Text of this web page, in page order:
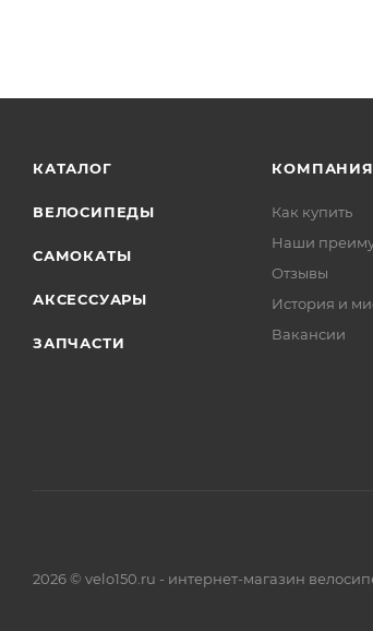
КАТАЛОГ
ВЕЛОСИПЕДЫ
САМОКАТЫ
АКСЕССУАРЫ
ЗАПЧАСТИ
КОМПАНИЯ
Как купить
Наши
Отзывы
История и
Вакансии
2026 © velo150.ru - интернет-магазин